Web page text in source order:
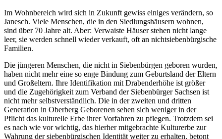
Im Wohnbereich wird sich in Zukunft gewiss einiges verändern, so
Janesch. Viele Menschen, die in den Siedlungshäusern wohnen,
sind über 70 Jahre alt. Aber: Verwaiste Häuser stehen nicht lange
leer, sie werden schnell wieder verkauft, oft an nichtsiebenbürgische
Familien.
Die jüngeren Menschen, die nicht in Siebenbürgen geboren wurden,
haben nicht mehr eine so enge Bindung zum Geburtsland der Eltern
und Großeltern. Ihre Identifikation mit Drabenderhöhe ist größer
und die Zugehörigkeit zum Verband der Siebenbürger Sachsen ist
nicht mehr selbstverständlich. Die in der zweiten und dritten
Generation in Oberberg Geborenen sehen sich weniger in der
Pflicht das kulturelle Erbe ihrer Vorfahren zu pflegen. Trotzdem sei
es nach wie vor wichtig, das hierher mitgebrachte Kulturerbe zur
Wahrung der siebenbürgischen Identität weiter zu erhalten, betont